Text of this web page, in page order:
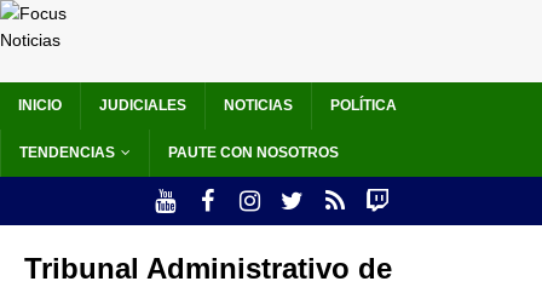
INICIO JUDICIALES NOTICIAS POLÍTICA
TENDENCIAS PAUTE CON NOSOTROS
Tribunal Administrativo de